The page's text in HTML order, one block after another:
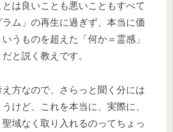
とは良いことも悪いこともすべて
ム」の再生に過ぎず、本当に価
うものを超えた「何か＝霊感」
と説く教えです。
方なので、さらっと聞く分には
けど、これを本当に、実際に、
域なく取り入れるのってちょっ